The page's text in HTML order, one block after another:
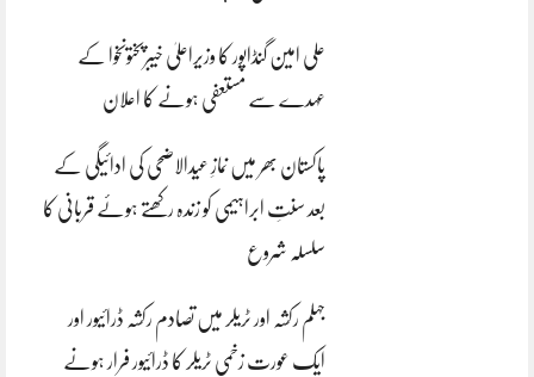
علی امین گنڈاپور کا وزیراعلیٰ خیبرپختونخوا کے
عہدے سے مستعفی ہونے کا اعلان
پاکستان بھر میں نمازِ عیدالاضحی کی ادائیگی کے
بعد سنتِ ابراہیمی کو زندہ رکھتے ہوئے قربانی کا
سلسلہ شروع
جہلم رکشہ اور ٹریلر میں تصادم رکشہ ڈرائیور اور
ایک عورت زخمی ٹریلر کا ڈرائیور فرار ہونے